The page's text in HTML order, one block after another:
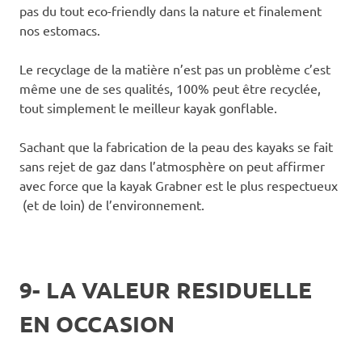
pas du tout eco-friendly dans la nature et finalement
nos estomacs.
Le recyclage de la matière n’est pas un problème c’est
même une de ses qualités, 100% peut être recyclée,
tout simplement le meilleur kayak gonflable.
Sachant que la fabrication de la peau des kayaks se fait
sans rejet de gaz dans l’atmosphère on peut affirmer
avec force que la kayak Grabner est le plus respectueux
(et de loin) de l’environnement.
9- LA VALEUR RESIDUELLE
EN OCCASION